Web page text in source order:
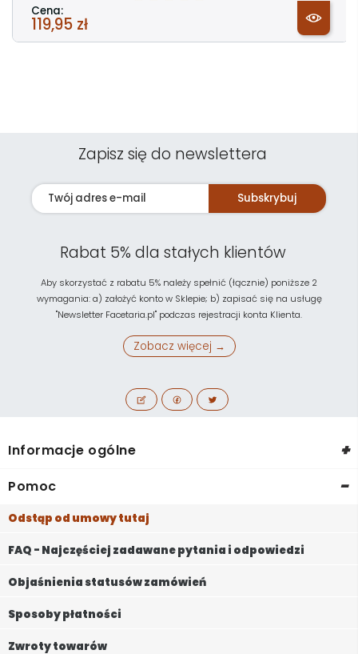
Cena:
119,95 zł
Zapisz się do newslettera
Subskrybuj
Rabat 5% dla stałych klientów
Aby skorzystać z rabatu 5% należy spełnić (łącznie) poniższe 2
wymagania: a) założyć konto w Sklepie; b) zapisać się na usługę
"Newsletter Facetaria.pl" podczas rejestracji konta Klienta.
Zobacz więcej →
Informacje ogólne +
Pomoc -
Odstąp od umowy tutaj
FAQ - Najczęściej zadawane pytania i odpowiedzi
Objaśnienia statusów zamówień
Sposoby płatności
Zwroty towarów